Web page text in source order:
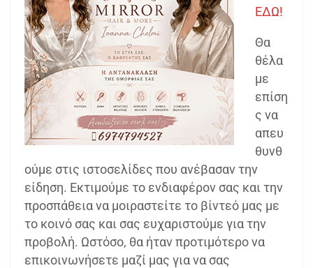
ΕΔΩ!
Θα
θέλα
με
επίση
ς να
απευ
θυνθ
ούμε στις ιστοσελίδες που ανέβασαν την
είδηση. Εκτιμούμε το ενδιαφέρον σας και την
προσπάθεια να μοιραστείτε το βίντεό μας με
το κοινό σας και σας ευχαριστούμε για την
προβολή. Ωστόσο, θα ήταν προτιμότερο να
επικοινωνήσετε μαζί μας για να σας